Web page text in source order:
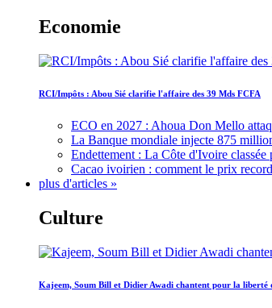
Economie
RCI/Impôts : Abou Sié clarifie l'affaire des 39 Mds FCFA
ECO en 2027 : Ahoua Don Mello
La Banque mondiale injecte 875
Endettement : La Côte d'Ivoire classée
Cacao ivoirien : comment le prix
plus d'articles »
Culture
Kajeem, Soum Bill et Didier Awadi chantent pour la